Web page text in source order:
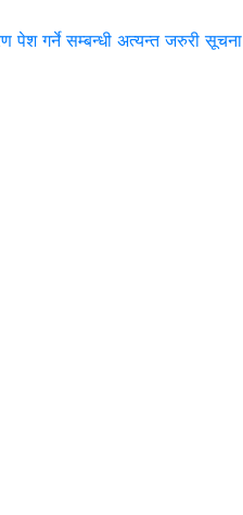
पेश गर्ने सम्बन्धी अत्यन्त जरुरी सूचना